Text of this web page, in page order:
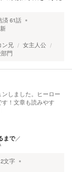
済61話
ン兄
女主人公
門
しました。ヒーロー
！文章も読みやす
まで／
文字